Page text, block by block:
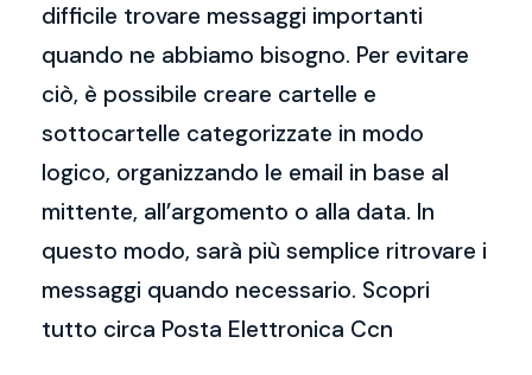
difficile trovare messaggi importanti
quando ne abbiamo bisogno. Per evitare
ciò, è possibile creare cartelle e
sottocartelle categorizzate in modo
logico, organizzando le email in base al
mittente, all’argomento o alla data. In
questo modo, sarà più semplice ritrovare i
messaggi quando necessario. Scopri
tutto circa Posta Elettronica Ccn